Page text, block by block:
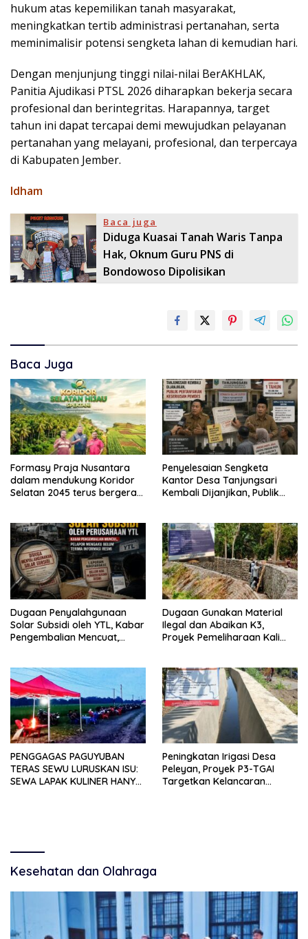
hukum atas kepemilikan tanah masyarakat,
meningkatkan tertib administrasi pertanahan, serta
meminimalisir potensi sengketa lahan di kemudian hari.
​Dengan menjunjung tinggi nilai-nilai BerAKHLAK,
Panitia Ajudikasi PTSL 2026 diharapkan bekerja secara
profesional dan berintegritas. Harapannya, target
tahun ini dapat tercapai demi mewujudkan pelayanan
pertanahan yang melayani, profesional, dan terpercaya
di Kabupaten Jember.
Idham
Baca juga
Diduga Kuasai Tanah Waris Tanpa
Hak, Oknum Guru PNS di
Bondowoso Dipolisikan
Baca Juga
Formasy Praja Nusantara
dalam mendukung Koridor
Selatan 2045 terus bergerak
dengan SPEKTANI
Penyelesaian Sengketa
Kantor Desa Tanjungsari
Kembali Dijanjikan, Publik
Dugaan Penyalahgunaan
Solar Subsidi oleh YTL, Kabar
Pengembalian Mencuat,
Dugaan Gunakan Material
Ilegal dan Abaikan K3,
Proyek Pemeliharaan Kali
Warga
PENGGAGAS PAGUYUBAN
TERAS SEWU LURUSKAN ISU:
SEWA LAPAK KULINER HANYA
Peningkatan Irigasi Desa
Peleyan, Proyek P3-TGAI
Targetkan Kelancaran
Kesehatan dan Olahraga